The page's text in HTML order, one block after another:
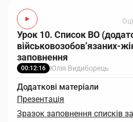
Урок 10. Список ВО
військовозобов’язаних-
заповнення
00:12:16 Юлія Видиборець
Додаткові матеріали
Презентація
Зразок заповнення списків